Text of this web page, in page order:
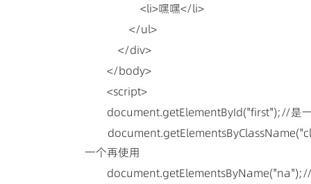
<li>嘿嘿</li>
</ul>
</div>
</body>
<script>
document.getElementById("first"); //是
一个再使用
document.getElementsByName("na");